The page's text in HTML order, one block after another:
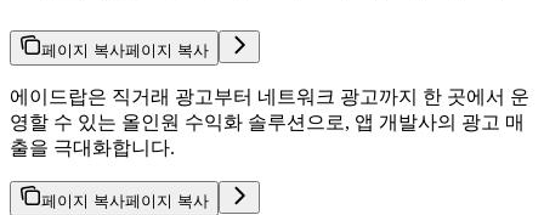
페이지 복사페이지 복사
에이드랍은 직거래 광고부터 네트워크 광고까지 한 곳에서 운
영할 수 있는 올인원 수익화 솔루션으로, 앱 개발사의 광고 매
출을 극대화합니다.
페이지 복사페이지 복사